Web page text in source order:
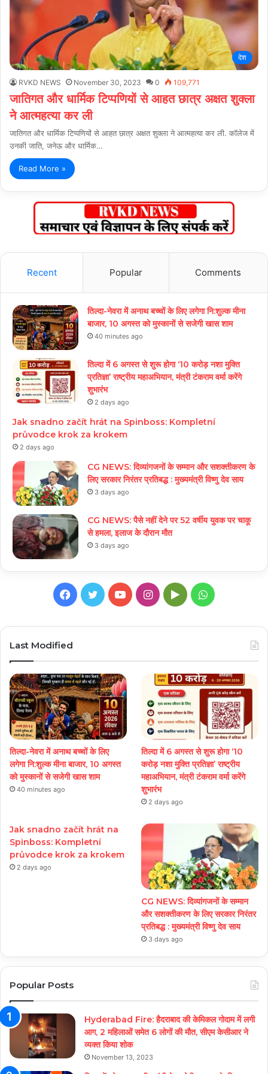
देश
RVKD NEWS November 30, 2023 0 109,771
जातिगत और धार्मिक टिप्पणियों से आहत छात्र अक्षत शुक्ला
ने आत्महत्या कर ली
जातिगत और धार्मिक टिप्पणियों से आहत छात्र अक्षत शुक्ला ने आत्महत्या कर ली. कॉलेज में
उनकी जाति, जनेऊ और धार्मिक…
Read More »
Recent Popular Comments
तिल्दा-नेवरा में अनाथ बच्चों के लिए लगेगा नि:शुल्क मीना
बाजार, 10 अगस्त को मुस्कानों से सजेगी खास शाम
40 minutes ago
तिल्दा में 6 अगस्त से शुरू होगा ‘10 करोड़ नशा मुक्ति
प्रतिज्ञा’ राष्ट्रीय महाअभियान, मंत्री टंकराम वर्मा करेंगे
शुभारंभ
2 days ago
Jak snadno začít hrát na Spinboss: Kompletní
průvodce krok za krokem
2 days ago
CG NEWS: दिव्यांगजनों के सम्मान और सशक्तीकरण के
लिए सरकार निरंतर प्रतिबद्ध : मुख्यमंत्री विष्णु देव साय
3 days ago
CG NEWS: पैसे नहीं देने पर 52 वर्षीय युवक पर चाकू
से हमला, इलाज के दौरान मौत
3 days ago
Facebook
TwitterYouTubeInstagram
GoogleWhatsApp
Last Modified
तिल्दा-नेवरा में अनाथ बच्चों के लिए
लगेगा नि:शुल्क मीना बाजार, 10 अगस्त
को मुस्कानों से सजेगी खास शाम
40 minutes ago
तिल्दा में 6 अगस्त से शुरू होगा ‘10
करोड़ नशा मुक्ति प्रतिज्ञा’ राष्ट्रीय
महाअभियान, मंत्री टंकराम वर्मा करेंगे
शुभारंभ
2 days ago
Jak snadno začít hrát na
Spinboss: Kompletní
průvodce krok za krokem
2 days ago
CG NEWS: दिव्यांगजनों के सम्मान
और सशक्तीकरण के लिए सरकार निरंतर
प्रतिबद्ध : मुख्यमंत्री विष्णु देव साय
3 days ago
Popular Posts
Hyderabad Fire: हैदराबाद की केमिकल गोदाम में लगी
आग, 2 महिलाओं समेत 6 लोगों की मौत, सीएम केसीआर ने
व्यक्त किया शोक
November 13, 2023